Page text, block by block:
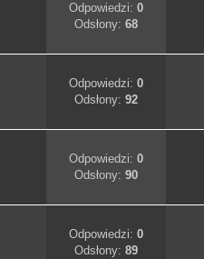
Odpowiedzi: 0
Odsłony: 68
Odpowiedzi: 0
Odsłony: 92
Odpowiedzi: 0
Odsłony: 90
Odpowiedzi: 0
Odsłony: 89